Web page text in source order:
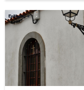
EpMartín ☼